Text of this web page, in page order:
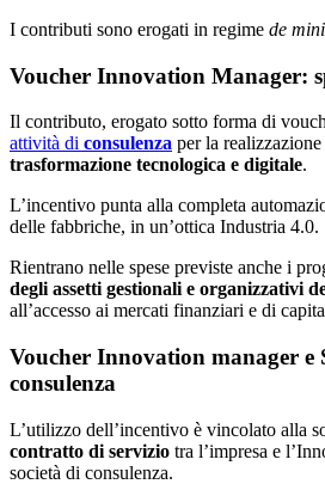
I contributi sono erogati in regime de
Voucher Innovation Manager:
Il contributo, erogato sotto forma di
attività di consulenza per la
trasformazione tecnologica e digitale.
L’incentivo punta alla completa
delle fabbriche, in un’ottica Industria 4.0.
Rientrano nelle spese previste anche i
degli assetti gestionali e organizzativi
all’accesso ai mercati finanziari e di
Voucher Innovation manager e
consulenza
L’utilizzo dell’incentivo è vincolato alla
contratto di servizio tra l’impresa e
società di consulenza.